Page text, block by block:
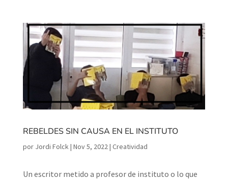
REBELDES SIN CAUSA EN EL INSTITUTO
por Jordi Folck| Nov 5, 2022| Creatividad
Un escritor metido a profesor de instituto o lo que